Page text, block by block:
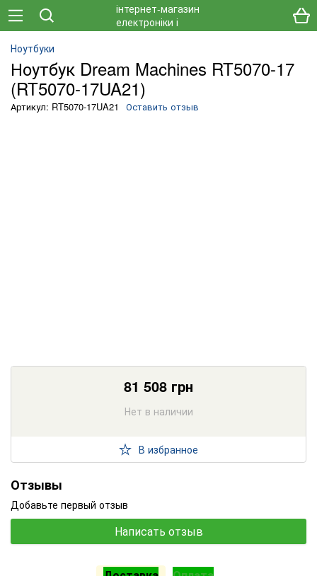
Ноутбуки
Ноутбук Dream Machines RT5070-17
(RT5070-17UA21)
Артикул: RT5070-17UA21 Оставить отзыв
81 508 грн
Нет в наличии
В избранное
Отзывы
Добавьте первый отзыв
Написать отзыв